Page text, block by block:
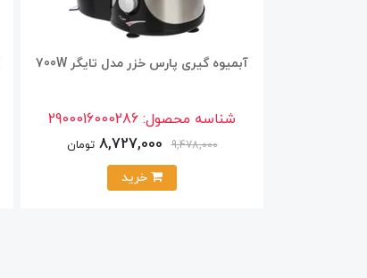
آبمیوه گیری پارس خزر مدل تایگر 700W
شناسه محصول: 2900016000286
9,478,000
8,727,000 تومان